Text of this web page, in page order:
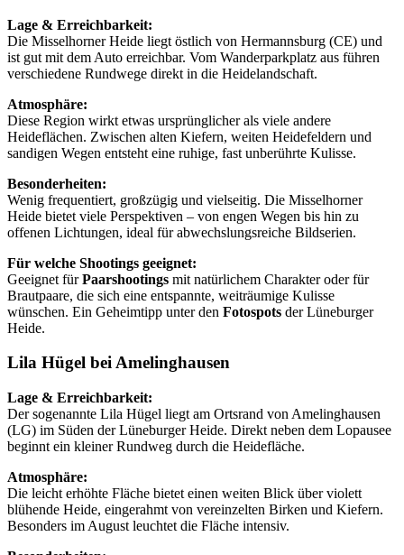
Lage & Erreichbarkeit:
Die Misselhorner Heide liegt östlich von Hermannsburg (CE) und
ist gut mit dem Auto erreichbar. Vom Wanderparkplatz aus führen
verschiedene Rundwege direkt in die Heidelandschaft.
Atmosphäre:
Diese Region wirkt etwas ursprünglicher als viele andere
Heideflächen. Zwischen alten Kiefern, weiten Heidefeldern und
sandigen Wegen entsteht eine ruhige, fast unberührte Kulisse.
Besonderheiten:
Wenig frequentiert, großzügig und vielseitig. Die Misselhorner
Heide bietet viele Perspektiven – von engen Wegen bis hin zu
offenen Lichtungen, ideal für abwechslungsreiche Bildserien.
Für welche Shootings geeignet:
Geeignet fürPaarshootings mit natürlichem Charakter oder für
Brautpaare, die sich eine entspannte, weiträumige Kulisse
wünschen. Ein Geheimtipp unter den Fotospots der Lüneburger
Heide.
Lila Hügel bei Amelinghausen
Lage & Erreichbarkeit:
Der sogenannte Lila Hügel liegt am Ortsrand von Amelinghausen
(LG) im Süden der Lüneburger Heide. Direkt neben dem Lopausee
beginnt ein kleiner Rundweg durch die Heidefläche.
Atmosphäre:
Die leicht erhöhte Fläche bietet einen weiten Blick über violett
blühende Heide, eingerahmt von vereinzelten Birken und Kiefern.
Besonders im August leuchtet die Fläche intensiv.